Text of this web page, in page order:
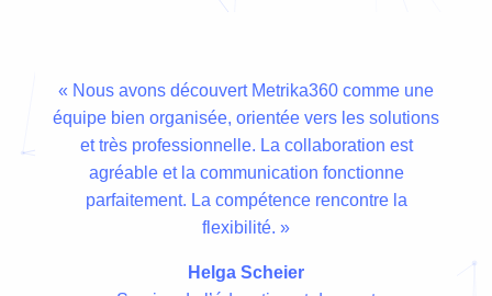
« Nous avons découvert Metrika360 comme une
équipe bien organisée, orientée vers les solutions
et très professionnelle. La collaboration est
agréable et la communication fonctionne
parfaitement. La compétence rencontre la
flexibilité. »
Helga Scheier